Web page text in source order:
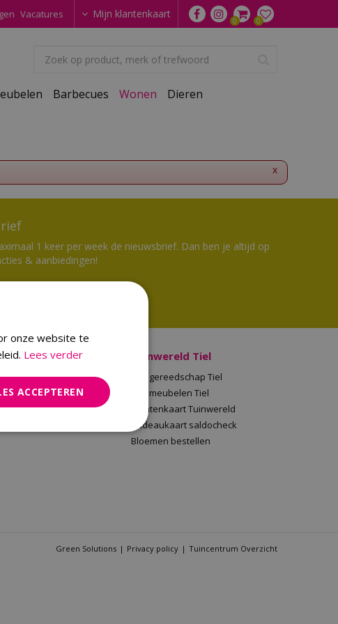
Vacatures Mijn klantenkaart
Barbecues Wonen Dieren
x
1 keer per week de nieuwsbrief. Dan ben je altijd op
& aanbiedingen!
Malden
Tuinwereld
saldocheck
Tuinwereld Tiel
Tuingereedschap Tiel
Tuinmeubelen Tiel
Klantenkaart Tuinwereld
Cadeaukaart saldocheck
Bloemen bestellen
Green Solutions Privacy policy Tuincentrum Overzicht
onze website te
Lees verder
ACCEPTEREN